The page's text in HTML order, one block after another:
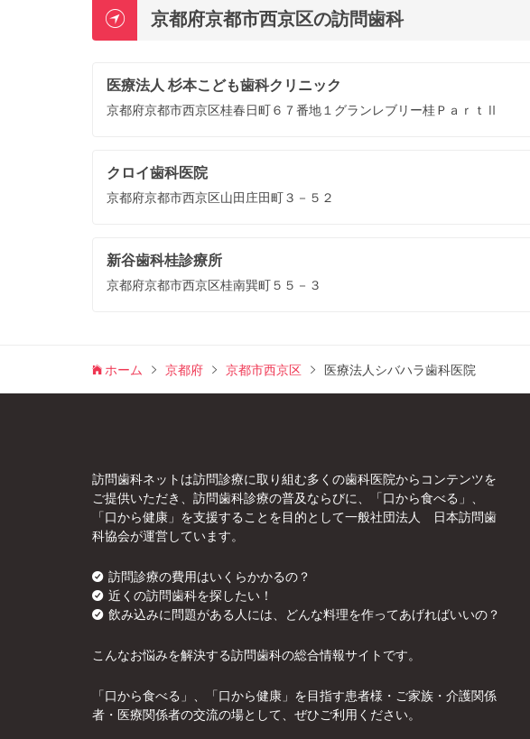
京都府京都市西京区の訪問歯科
医療法人 杉本こども歯科クリニック
京都府京都市西京区桂春日町６７番地１グランレブリー桂ＰａｒｔⅡ
クロイ歯科医院
京都府京都市西京区山田庄田町３－５２
新谷歯科桂診療所
京都府京都市西京区桂南巽町５５－３
ホーム 京都府 京都市西京区 医療法人シバハラ歯科医院
訪問歯科ネットは訪問診療に取り組む多くの歯科医院からコンテンツを
ご提供いただき、訪問歯科診療の普及ならびに、「口から食べる」、
「口から健康」を支援することを目的として一般社団法人 日本訪問歯
科協会が運営しています。
訪問診療の費用はいくらかかるの？
近くの訪問歯科を探したい！
飲み込みに問題がある人には、どんな料理を作ってあげればいいの？
こんなお悩みを解決する訪問歯科の総合情報サイトです。
「口から食べる」、「口から健康」を目指す患者様・ご家族・介護関係
者・医療関係者の交流の場として、ぜひご利用ください。